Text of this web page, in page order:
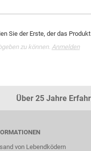
Sie der Erste, der das
zu können. Anmelden
Über 25 Jahre
von Lebendködern